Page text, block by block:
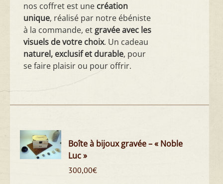
nos coffret est une création
unique, réalisé par notre ébéniste
à la commande, et gravée avec les
visuels de votre choix. Un cadeau
naturel, exclusif et durable, pour
se faire plaisir ou pour offrir.
Boîte à bijoux gravée – « Noble
Luc »
300,00€